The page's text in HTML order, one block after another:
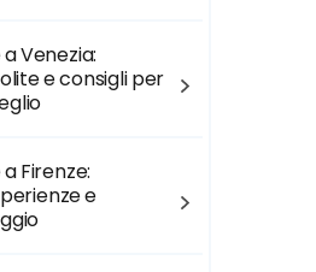
Venezia:
e consigli per
Firenze:
e